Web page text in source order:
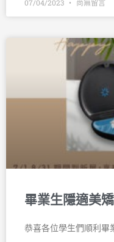
07/04/2023 尚無留言
畢業生隱適美
恭喜各位學生們順利畢